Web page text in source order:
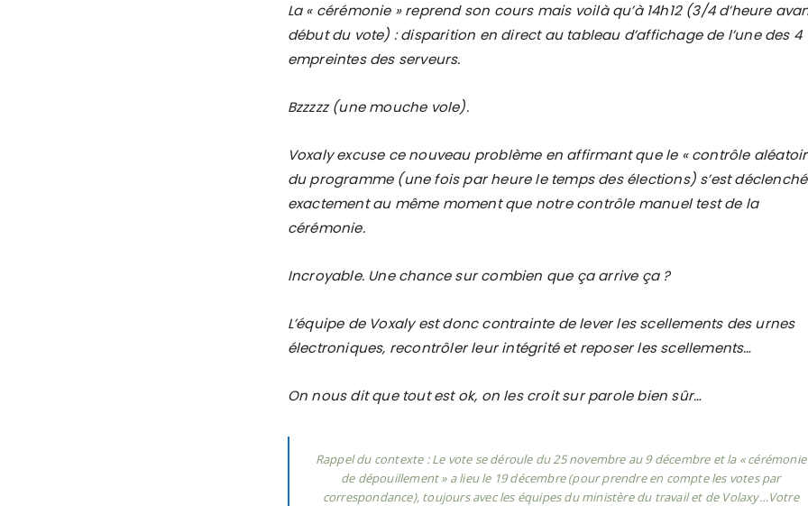
La « cérémonie » reprend son cours mais voilà qu’à 14h12 (3/4 d’heure
début du vote) : disparition en direct au tableau d’affichage de l’une des 4
empreintes des serveurs.
Bzzzzz (une mouche vole).
Voxaly excuse ce nouveau problème en affirmant que le « contrôle
du programme (une fois par heure le temps des élections) s’est déclenché
exactement au même moment que notre contrôle manuel test de la
cérémonie.
Incroyable. Une chance sur combien que ça arrive ça ?
L’équipe de Voxaly est donc contrainte de lever les scellements des urnes
électroniques, recontrôler leur intégrité et reposer les scellements…
On nous dit que tout est ok, on les croit sur parole bien sûr…
Rappel du contexte : Le vote se déroule du 25 novembre au 9 décembre et la « cérémonie
de dépouillement » a lieu le 19 décembre (pour prendre en compte les votes par
correspondance), toujours avec les équipes du ministère du travail et de Volaxy…Votre